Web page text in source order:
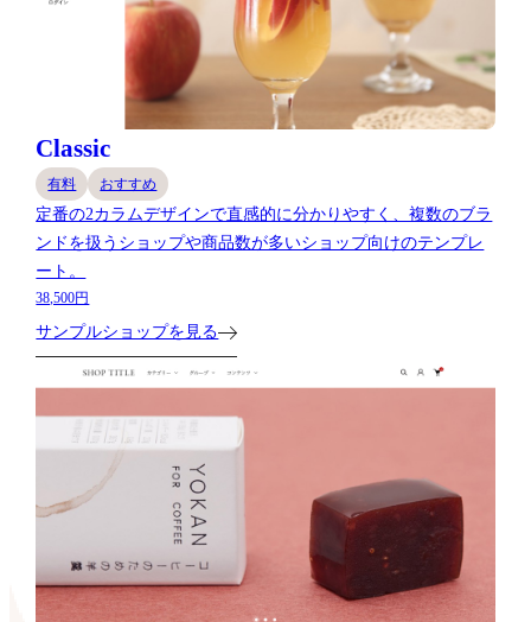
Classic
有料 おすすめ
定番の2カラムデザインで直感的に分かりやすく、複数のブラ
ンドを扱うショップや商品数が多いショップ向けのテンプレ
ート。
38,500円
サンプルショップを見る